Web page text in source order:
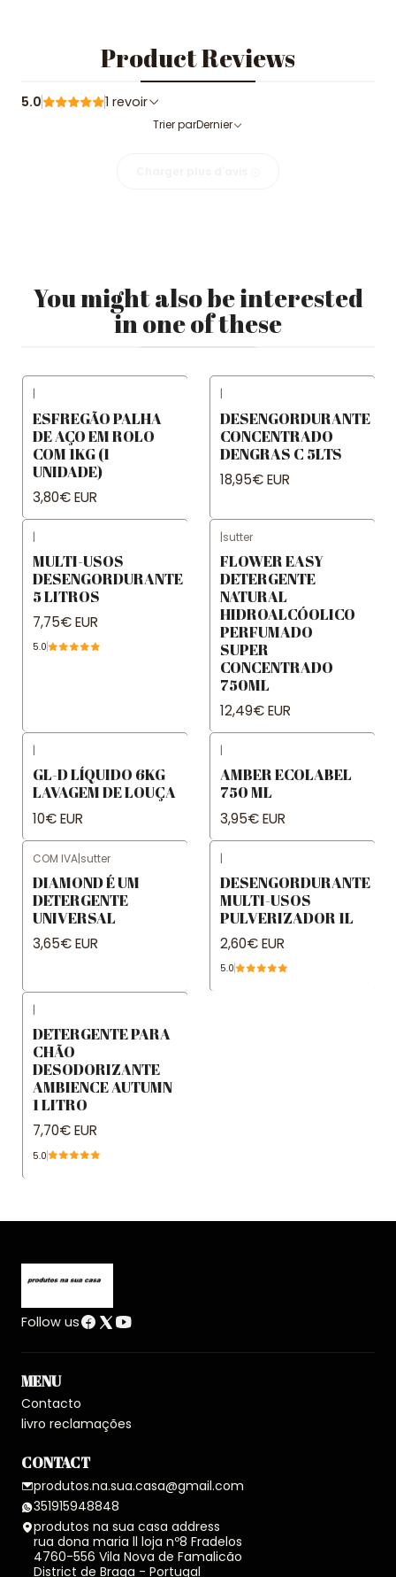
Product Reviews
5.0 1 revoir
Trier parDernier
You might also be interested
in one of these
|
ESFREGÃO PALHA
DE AÇO EM ROLO
COM 1KG (1
UNIDADE)
3,80€ EUR
|
DESENGORDURANTE
CONCENTRADO
DENGRAS C 5LTS
18,95€ EUR
|
MULTI-USOS
DESENGORDURANTE
5 LITROS
7,75€ EUR
5.0
|sutter
FLOWER EASY
DETERGENTE
NATURAL
HIDROALCÓOLICO
PERFUMADO
SUPER
CONCENTRADO
750ML
12,49€ EUR
|
GL-D LÍQUIDO 6KG
LAVAGEM DE LOUÇA
10€ EUR
|
AMBER ECOLABEL
750 ML
3,95€ EUR
COM IVA|sutter
DIAMOND É UM
DETERGENTE
UNIVERSAL
3,65€ EUR
|
DESENGORDURANTE
MULTI-USOS
PULVERIZADOR 1L
2,60€ EUR
5.0
|
DETERGENTE PARA
CHÃO
DESODORIZANTE
AMBIENCE AUTUMN
1 LITRO
7,70€ EUR
5.0
Follow us
MENU
Contacto
livro reclamações
CONTACT
produtos.na.sua.casa@gmail.com
351915948848
produtos na sua casa address
rua dona maria ll loja nº8 Fradelos
4760-556 Vila Nova de Famalicão
District de Braga - Portugal